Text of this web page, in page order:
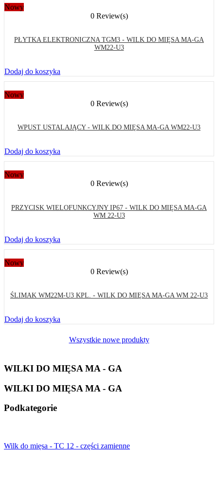
Nowy
0 Review(s)
PŁYTKA ELEKTRONICZNA TGM3 - WILK DO MIĘSA MA-GA
WM22-U3
Dodaj do koszyka
Nowy
0 Review(s)
WPUST USTALAJĄCY - WILK DO MIĘSA MA-GA WM22-U3
Dodaj do koszyka
Nowy
0 Review(s)
PRZYCISK WIELOFUNKCYJNY IP67 - WILK DO MIĘSA MA-GA
WM 22-U3
Dodaj do koszyka
Nowy
0 Review(s)
ŚLIMAK WM22M-U3 KPL. - WILK DO MIĘSA MA-GA WM 22-U3
Dodaj do koszyka
Wszystkie nowe produkty
WILKI DO MIĘSA MA - GA
WILKI DO MIĘSA MA - GA
Podkategorie
Wilk do mięsa - TC 12 - części zamienne